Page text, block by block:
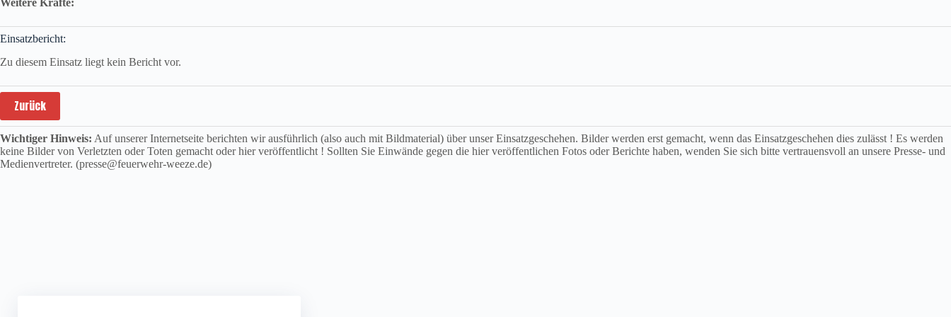
Weitere Kräfte:
Einsatzbericht:
Zu diesem Einsatz liegt kein Bericht vor.
Zurück
Wichtiger Hinweis: Auf unserer Internetseite berichten wir ausführlich (also auch mit Bildmaterial) über unser Einsatzgeschehen. Bilder werden erst gemacht, wenn das Einsatzgeschehen dies zulässt ! Es werden
keine Bilder von Verletzten oder Toten gemacht oder hier veröffentlicht ! Sollten Sie Einwände gegen die hier veröffentlichen Fotos oder Berichte haben, wenden Sie sich bitte vertrauensvoll an unsere Presse- und
Medienvertreter. (presse@feuerwehr-weeze.de)